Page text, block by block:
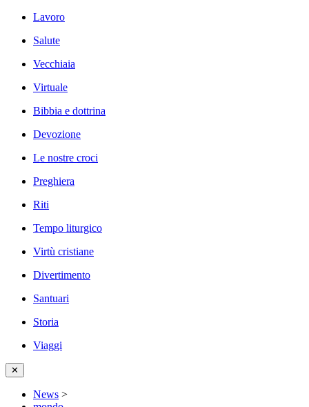
Lavoro
Salute
Vecchiaia
Virtuale
Bibbia e dottrina
Devozione
Le nostre croci
Preghiera
Riti
Tempo liturgico
Virtù cristiane
Divertimento
Santuari
Storia
Viaggi
✕
News >